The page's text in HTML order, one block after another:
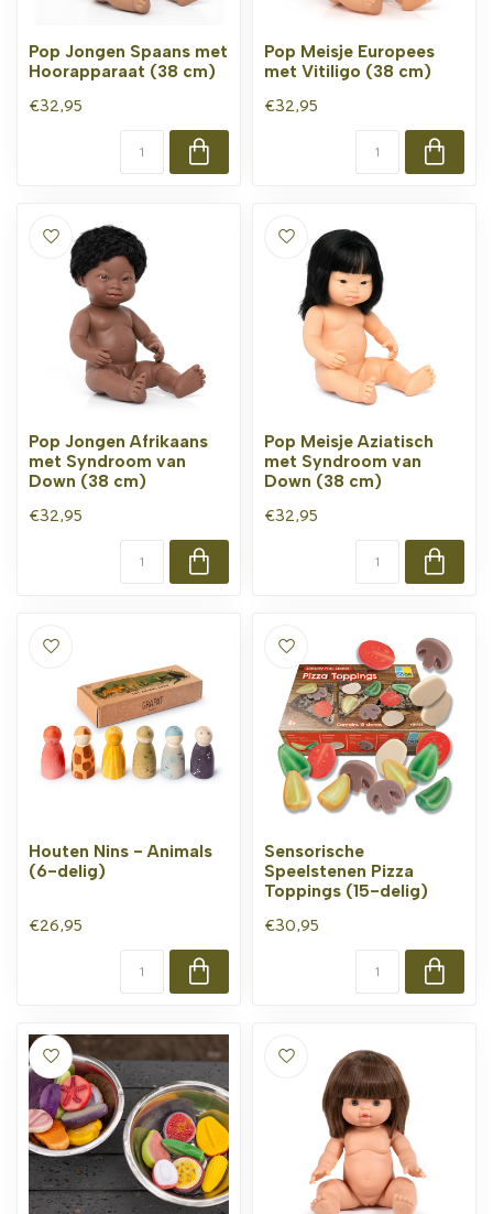
Pop Jongen Spaans met
Hoorapparaat (38 cm)
€32,95
Pop Meisje Europees
met Vitiligo (38 cm)
€32,95
Pop Jongen Afrikaans
met Syndroom van
Down (38 cm)
€32,95
Pop Meisje Aziatisch
met Syndroom van
Down (38 cm)
€32,95
Houten Nins - Animals
(6-delig)
€26,95
Sensorische
Speelstenen Pizza
Toppings (15-delig)
€30,95